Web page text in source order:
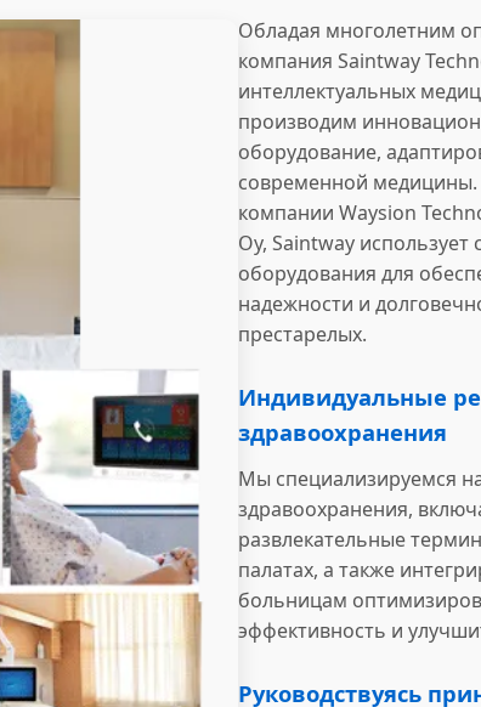
Обладая многолетним
компания Saintway
интеллектуальных
производим
оборудование,
современной медицины.
компании Waysion
Оу, Saintway
оборудования для
надежности и
престарелых.
Индивидуальные
здравоохранения
Мы специализируемся
здравоохранения,
развлекательные
палатах, а также
больницам
эффективность и
Руководствуясь